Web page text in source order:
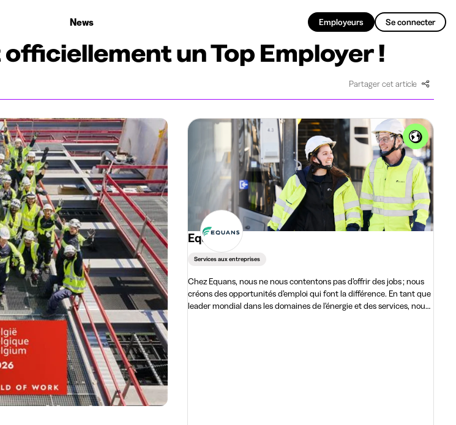
News Employeurs Se connecter
un Top Employer !
Partager cet article
Equans
Services aux entreprises
Chez Equans, nous ne nous contentons pas d’offrir des jobs ; nous
créons des opportunités d’emploi qui font la différence. En tant que
leader mondial dans les domaines de l'énergie et des services, nous